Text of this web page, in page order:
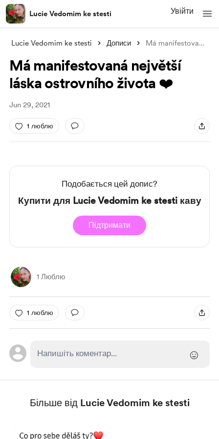
Lucie Vedomim ke stesti Увійти
Lucie Vedomim ke stesti Дописи Má manifestovaná největší láska ostrovní
Má manifestovaná největší
láska ostrovního života ❤️
Jun 29, 2021
1 люблю
Подобається цей допис?
Купити для Lucie Vedomim ke stesti каву
Підтримати
1 Люблю
1 люблю
Більше від Lucie Vedomim ke stesti